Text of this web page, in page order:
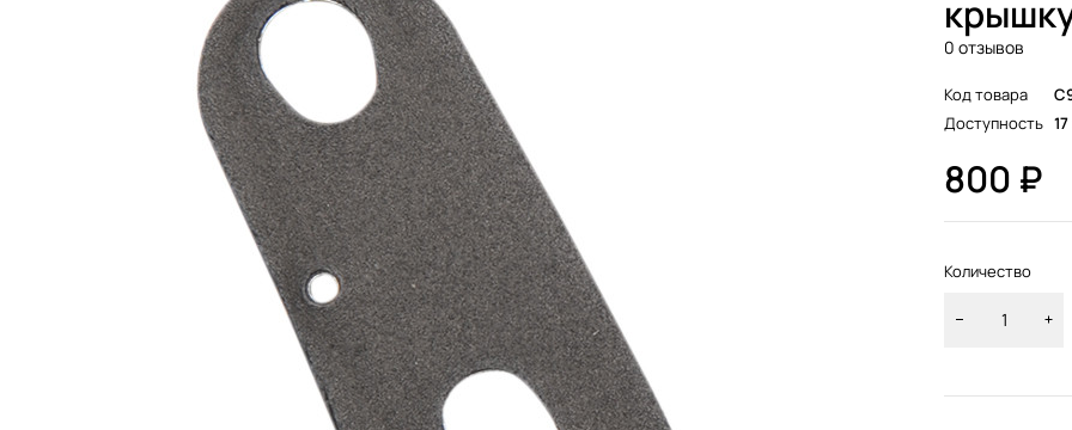
0 отзывов
Код товара
Доступность
800 ₽
Количество